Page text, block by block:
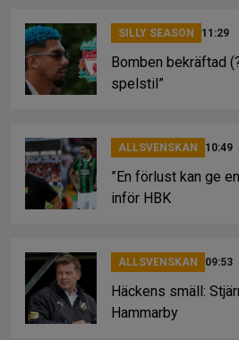
SILLY SEASON 11:29
Bomben bekräftad
spelstil”
ALLSVENSKAN 10:49
”En förlust kan ge
inför HBK
ALLSVENSKAN 09:53
Häckens smäll:
Hammarby